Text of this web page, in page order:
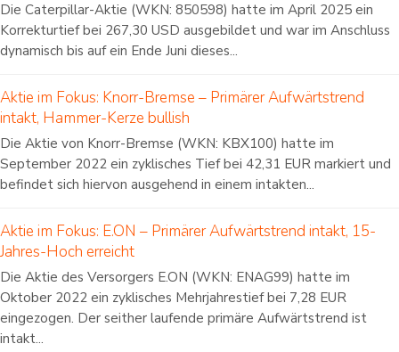
Die Caterpillar-Aktie (WKN: 850598) hatte im April 2025 ein
Korrekturtief bei 267,30 USD ausgebildet und war im Anschluss
dynamisch bis auf ein Ende Juni dieses...
Aktie im Fokus: Knorr-Bremse – Primärer Aufwärtstrend
intakt, Hammer-Kerze bullish
Die Aktie von Knorr-Bremse (WKN: KBX100) hatte im
September 2022 ein zyklisches Tief bei 42,31 EUR markiert und
befindet sich hiervon ausgehend in einem intakten...
Aktie im Fokus: E.ON – Primärer Aufwärtstrend intakt, 15-
Jahres-Hoch erreicht
Die Aktie des Versorgers E.ON (WKN: ENAG99) hatte im
Oktober 2022 ein zyklisches Mehrjahrestief bei 7,28 EUR
eingezogen. Der seither laufende primäre Aufwärtstrend ist
intakt...